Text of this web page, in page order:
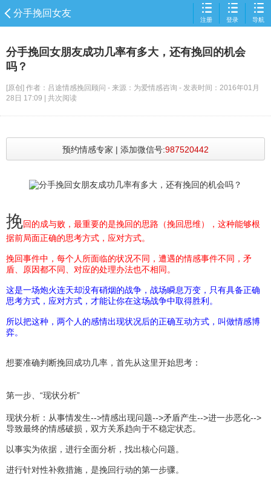
分手挽回女友
导航
登录
注册
分手后挽回
分手挽回技术贴
分手挽回女友
拉黑分手挽回
生气说分手挽回
闹分手挽回
累了要分手挽回
分手后暧昧挽回
分手挽回女朋友成功几率有多大，还有挽回的机会
吗？
[原创] 作者：吕途情感挽回顾问 - 来源：为爱情感咨询 - 发表时间：2016年01月
28日 17:09 | 共次阅读
预约情感专家 | 添加微信号:987520442
挽回的成与败，最重要的是挽回的思路（挽回思维），这种能够根
据前局面正确的思考方式，应对方式。
挽回事件中，每个人所面临的状况不同，遭遇的情感事件不同，矛
盾、原因都不同、对应的处理办法也不相同。
这是一场炮火连天却没有硝烟的战争，战场瞬息万变，只有具备正确
思考方式，应对方式，才能让你在这场战争中取得胜利。
所以把这种，两个人的感情出现状况后的正确互动方式，叫做情感博
弈。
想要准确判断挽回成功几率，首先从这里开始思考：
第一步、“现状分析”
现状分析：从事情发生-->情感出现问题-->矛盾产生-->进一步恶化-->
导致最终的情感破损，双方关系趋向于不稳定状态。
以事实为依据，进行全面分析，找出核心问题。
进行针对性补救措施，是挽回行动的第一步骤。